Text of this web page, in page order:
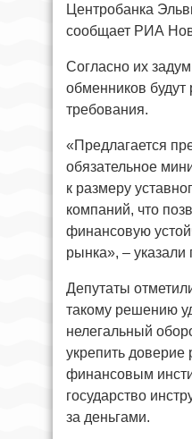
Центробанка
сообщает РИА
Согласно их
обменников будут
требования.
«Предлагается
обязательное
к размеру
компаний, что
финансовую
рынка», – указали
Депутаты
такому решению
нелегальный
укрепить доверие
финансовым
государство
за деньгами.